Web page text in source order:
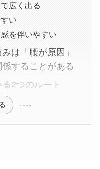
広く出る
い
を伴いやすい
は「腰が原因」
することがある
2つのルート